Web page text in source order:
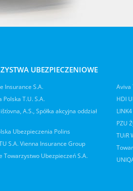
UBEZPIECZENIOWE
Insurance S.A.
Polska T.U. S.A.
A.S., Spółka akcyjna oddział
Ubezpieczenia Polins
S.A. Vienna Insurance Group
Towarzystwo Ubezpieczeń S.A.
Aviva
HDI
PZU
TUiR